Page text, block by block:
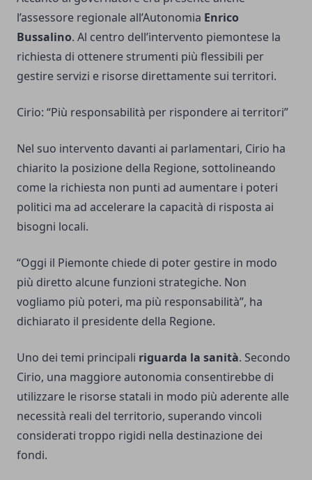
l’assessore regionale all’Autonomia Enrico
Bussalino. Al centro dell’intervento piemontese la
richiesta di ottenere strumenti più flessibili per
gestire servizi e risorse direttamente sui territori.
Cirio: “Più responsabilità per rispondere ai territori”
Nel suo intervento davanti ai parlamentari, Cirio ha
chiarito la posizione della Regione, sottolineando
come la richiesta non punti ad aumentare i poteri
politici ma ad accelerare la capacità di risposta ai
bisogni locali.
“Oggi il Piemonte chiede di poter gestire in modo
più diretto alcune funzioni strategiche. Non
vogliamo più poteri, ma più responsabilità”, ha
dichiarato il presidente della Regione.
Uno dei temi principali riguarda la sanità. Secondo
Cirio, una maggiore autonomia consentirebbe di
utilizzare le risorse statali in modo più aderente alle
necessità reali del territorio, superando vincoli
considerati troppo rigidi nella destinazione dei
fondi.